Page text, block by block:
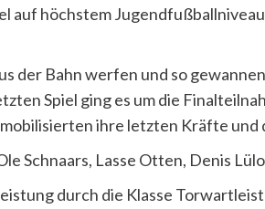
auf höchstem
der Bahn werfen und so
Spiel ging es um die
ihre letzten Kräfte
Schnaars, Lasse Otten, Denis
durch die Klasse